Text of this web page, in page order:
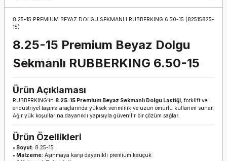
8.25-15 PREMIUM BEYAZ DOLGU SEKMANLI RUBBERKING 6.50-15 (82515825-
15)
8.25-15 Premium Beyaz Dolgu
Sekmanlı RUBBERKING 6.50-15
Ürün Açıklaması
RUBBERKING’in 8.25-15 Premium Beyaz Sekmanlı Dolgu Lastiği , forklift ve
endüstriyel taşıma araçlarında yüksek verimlilik ve uzun ömürlü kullanım sunar.
Ağır yük koşullarına dayanıklı yapısıyla güvenilir bir çözüm sağlar.
Ürün Özellikleri
• Boyut: 8.25-15
• Malzeme: Aşınmaya karşı dayanıklı premium kauçuk